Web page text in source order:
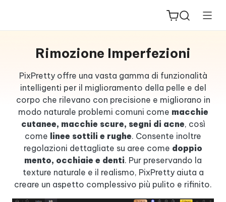
ReiBoot
for iOS
PDNob
PDF
Editor
New
iAnyGo
Rimozione Imperfezioni
PixPretty offre una vasta gamma di funzionalità
intelligenti per il miglioramento della pelle e del
corpo che rilevano con precisione e migliorano in
modo naturale problemi comuni come macchie
cutanee, macchie scure, segni di acne, così
come linee sottili e rughe. Consente inoltre
regolazioni dettagliate su aree come doppio
mento, occhiaie e denti. Pur preservando la
texture naturale e il realismo, PixPretty aiuta a
creare un aspetto complessivo più pulito e rifinito.